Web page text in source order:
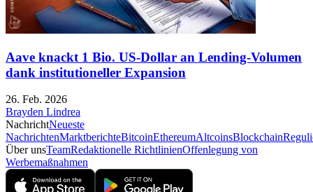
Aave knackt 1 Bio. US-Dollar an Lending-Volumen
dank institutioneller Expansion
26. Feb. 2026
Brayden Lindrea
NachrichtNeueste
NachrichtenMarktberichteBitcoinEthereumAltcoinsBlockchain
Über unsTeamRedaktionelle RichtlinienOffenlegung von
Werbemaßnahmen